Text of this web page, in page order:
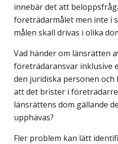
innebär det att
företrädarmålet men inte i
målen skall drivas i olika
Vad händer om länsrätten
företrädaransvar inklusive
den juridiska personen
att det brister i
länsrättens dom gällande
upphävas?
Fler problem kan lätt